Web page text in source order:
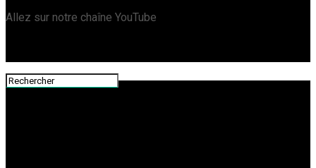
Allez sur notre chaîne YouTube